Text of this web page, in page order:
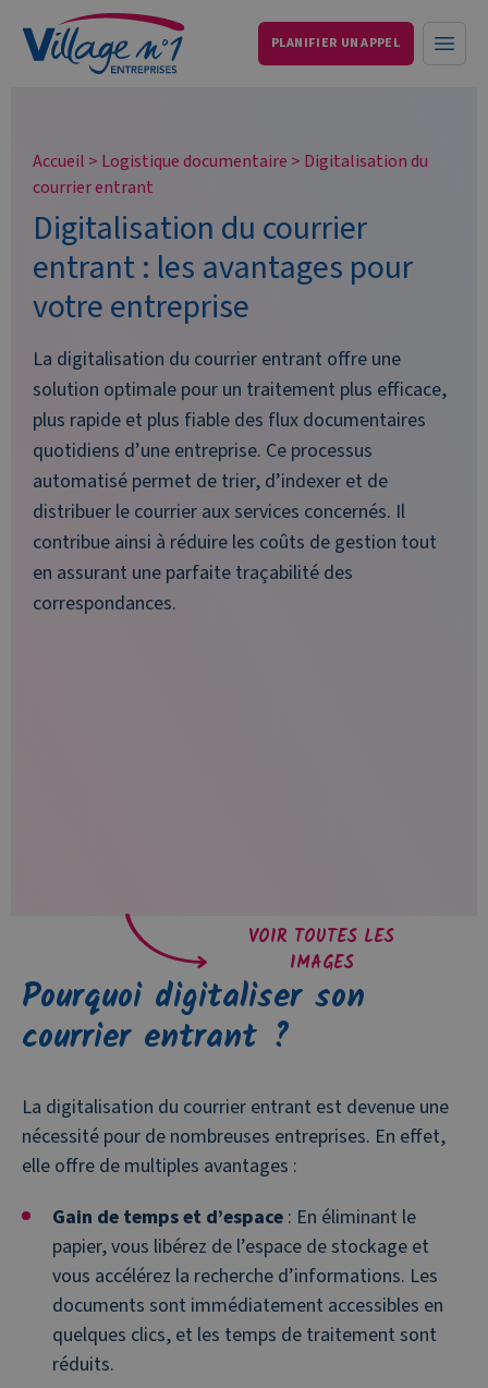
Services aux entreprises et particuliersPLANIFIER UN APPEL
Accueil > Logistique documentaire > Digitalisation du
courrier entrant
Digitalisation du courrier
entrant : les avantages pour
votre entreprise
La digitalisation du courrier entrant offre une
solution optimale pour un traitement plus efficace,
plus rapide et plus fiable des flux documentaires
quotidiens d’une entreprise. Ce processus
automatisé permet de trier, d’indexer et de
distribuer le courrier aux services concernés. Il
contribue ainsi à réduire les coûts de gestion tout
en assurant une parfaite traçabilité des
correspondances.
VOIR TOUTES LES
IMAGES
Pourquoi digitaliser son
courrier entrant ?
La digitalisation du courrier entrant est devenue une
nécessité pour de nombreuses entreprises. En effet,
elle offre de multiples avantages :
Gain de temps et d’espace : En éliminant le
papier, vous libérez de l’espace de stockage et
vous accélérez la recherche d’informations. Les
documents sont immédiatement accessibles en
quelques clics, et les temps de traitement sont
réduits.